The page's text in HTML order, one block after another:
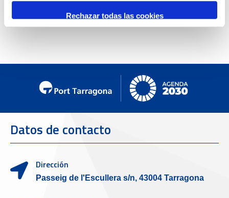
Rechazar todas las cookies
Datos de contacto
Dirección
Passeig de l'Escullera s/n, 43004 Tarragona